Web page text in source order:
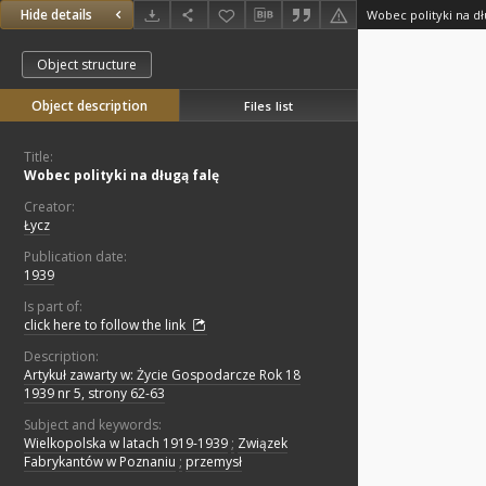
Hide details Wobec polityki na
Object structure
Object description Files list
Title:
Wobec polityki na długą falę
Creator:
Łycz
Publication date:
1939
Is part of:
click here to follow the link
Description:
Artykuł zawarty w: Życie Gospodarcze Rok 18
1939 nr 5, strony 62-63
Subject and keywords:
Wielkopolska w latach 1919-1939 ; Związek
Fabrykantów w Poznaniu ; przemysł